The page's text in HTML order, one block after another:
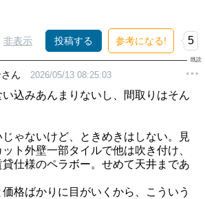
非表示 投稿する 参考になる! 5
ん 2026/05/13 08:25:03
込みあんまりないし、間取りはそん
ゃないけど、ときめきはしない。見
ト外壁一部タイルで他は吹き付け、
仕様のペラボー。せめて天井まであ
格ばかりに目がいくから、こういう